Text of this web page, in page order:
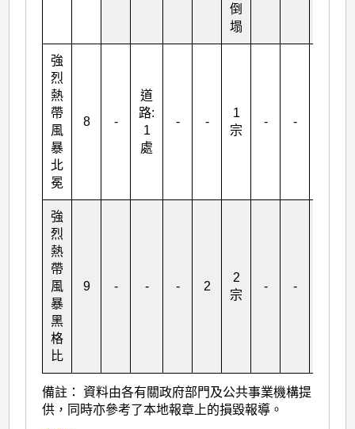
倒
塌
強
烈
熱
帶
風
暴
北
冕
8 -
道
路:
1
處
- -
1
宗
- -
強
烈
熱
帶
風
暴
黑
格
比
9 - - - 2
2
宗
- -
備註： 資料由各有關政府部門及公共事業機構提
供，同時亦參考了本地報章上的損毀報導。